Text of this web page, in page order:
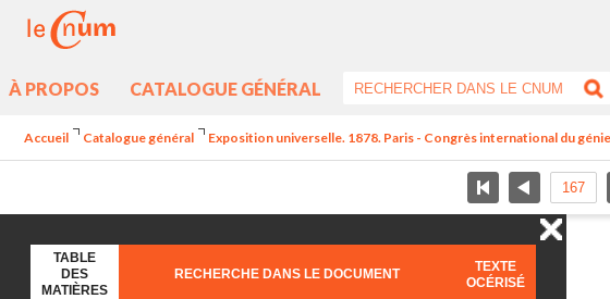
À PROPOS CATALOGUE GÉNÉRAL
Accueil Catalogue général Exposition universelle. 1878. Paris - Congrès international du
TABLE
DES
MATIÈRES
RECHERCHE DANS LE DOCUMENT
TEXTE
OCÉRISÉ